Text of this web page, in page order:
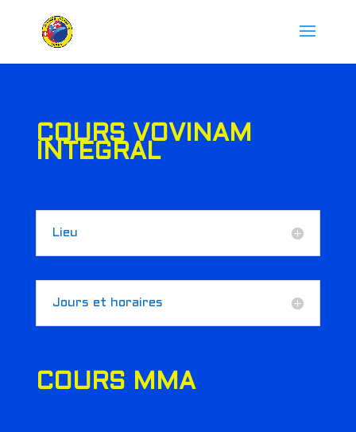
COURS VOVINAM
INTEGRAL
Lieu
Jours et horaires
COURS MMA